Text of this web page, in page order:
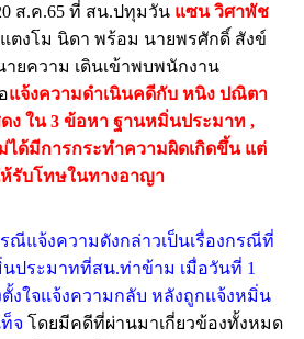
ส.ค.65 ที่​ สน.ปทุมวัน​ แซน วิศาพัช​
ตงโม นิดา พร้อม นายพรศักดิ์ สังข์
ยความ เดินเข้าพบพนักงาน
แจ้งความดำเนินคดี​กับ​ หนิง ปณิตา
ง​ ใน 3 ข้อหา ฐานหมิ่นประมาท ,
ได้มีการกระทำความผิดเกิดขึ้น แต่
ห้รับโทษในทางอาญา
ณีแจ้งความดังกล่าวเป็นเรื่องกรณีที่
ประมาทที่สน.ท่าข้าม เมื่อวันที่ 1
งใจแจ้งความกลับ หลังถูกแจ้งหมิ่น
จ โดยมีคดีที่ผ่านมาเกี่ยวข้องทั้งหมด